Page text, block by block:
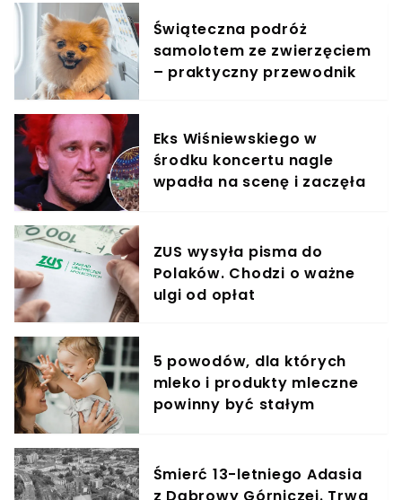
Świąteczna podróż
samolotem ze zwierzęciem
– praktyczny przewodnik
Eks Wiśniewskiego w
środku koncertu nagle
wpadła na scenę i zaczęła
ZUS wysyła pisma do
Polaków. Chodzi o ważne
ulgi od opłat
5 powodów, dla których
mleko i produkty mleczne
powinny być stałym
Śmierć 13-letniego Adasia